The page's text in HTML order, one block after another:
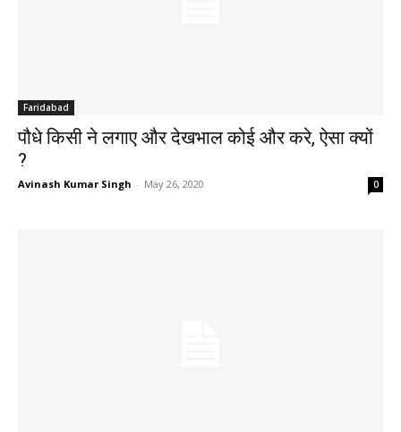
Faridabad
पौधे किसी ने लगाए और देखभाल कोई और करे, ऐसा क्यों
?
Avinash Kumar Singh - May 26, 2020 0